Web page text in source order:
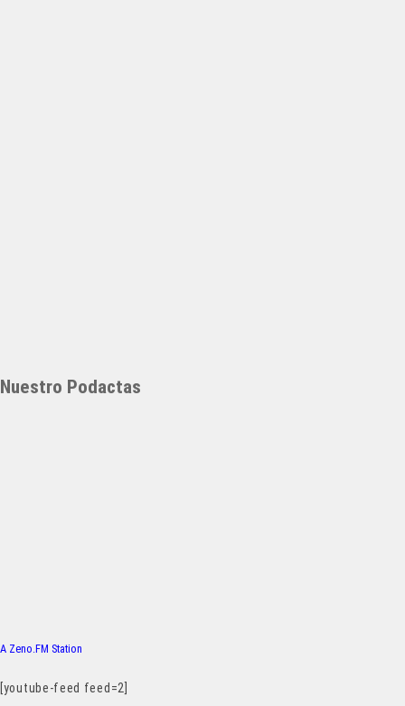
Nuestro Podactas
A Zeno.FM Station
[youtube-feed feed=2]